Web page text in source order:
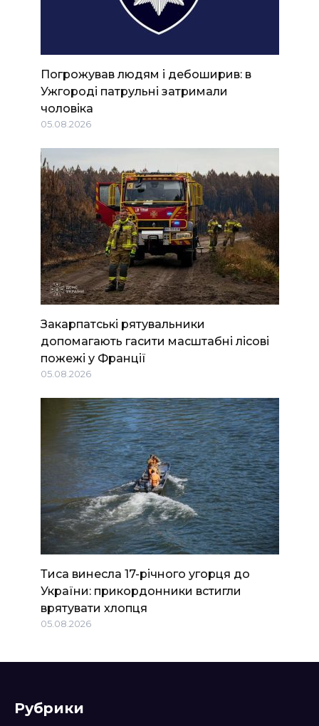
Погрожував людям і дебоширив: в
Ужгороді патрульні затримали
чоловіка
05.08.2026
Закарпатські рятувальники
допомагають гасити масштабні лісові
пожежі у Франції
05.08.2026
Тиса винесла 17-річного угорця до
України: прикордонники встигли
врятувати хлопця
05.08.2026
Рубрики